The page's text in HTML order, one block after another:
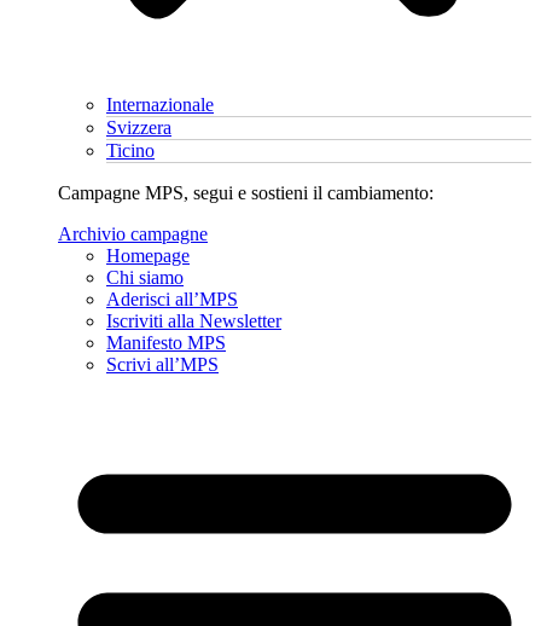
Internazionale
Svizzera
Ticino
Campagne MPS, segui e sostieni il cambiamento:
Archivio campagne
Homepage
Chi siamo
Aderisci all’MPS
Iscriviti alla Newsletter
Manifesto MPS
Scrivi all’MPS